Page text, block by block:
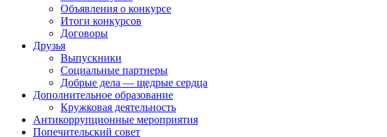
Объявления о конкурсе
Итоги конкурсов
Договоры
Друзья
Выпускники
Социальные партнеры
Добрые дела — щедрые сердца
Дополнительное образование
Кружковая деятельность
Антикоррупционные мероприятия
Попечительский совет